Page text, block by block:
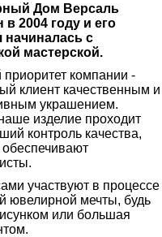
Дом Версаль
в 2004 году и его
начиналась с
мастерской.
приоритет компании -
клиент качественным и
украшением.
изделие проходит
контроль качества,
участвуют в процессе
ювелирной мечты, будь
или большая